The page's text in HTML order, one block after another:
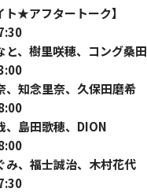
ト★アフタートーク】
と、樹里咲穂、コング桑田
、知念里奈、久保田磨希
、島田歌穂、DION
み、福士誠治、木村花代